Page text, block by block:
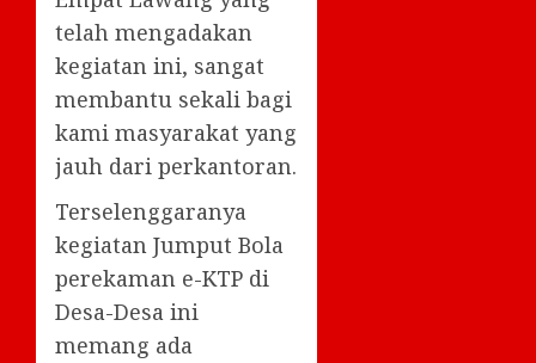
telah mengadakan
kegiatan ini, sangat
membantu sekali bagi
kami masyarakat yang
jauh dari perkantoran.
Terselenggaranya
kegiatan Jumput Bola
perekaman e-KTP di
Desa-Desa ini
memang ada